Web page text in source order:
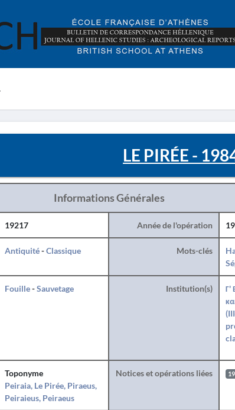
LE PIRÉE -
Informations Générales
19217 Année de l'opération
Antiquité-Classique Mots-clés
Fouille-Sauvetage Institution(s)
Γ'
Toponyme
Peiraia, Le Pirée, Piraeus,
Peiraieus, Peiraeus
Notices et opérations liées